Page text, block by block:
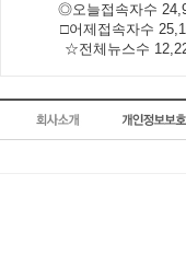
◎오늘접속자수
□어제접속자수
☆전체뉴스수